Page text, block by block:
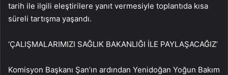
tarih ile ilgili eleştirilere yanıt vermesiyle toplantıda kısa
süreli tartışma yaşandı.
‘ÇALIŞMALARIMIZI SAĞLIK BAKANLIĞI İLE PAYLAŞACAĞIZ’
Komisyon Başkanı Şan’ın ardından Yenidoğan Yoğun Bakım